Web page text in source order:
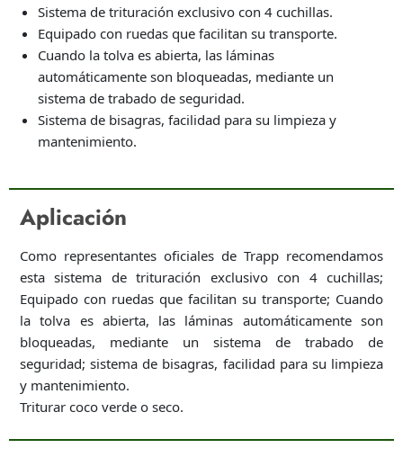
Sistema de trituración exclusivo con 4 cuchillas.
Equipado con ruedas que facilitan su transporte.
Cuando la tolva es abierta, las láminas
automáticamente son bloqueadas, mediante un
sistema de trabado de seguridad.
Sistema de bisagras, facilidad para su limpieza y
mantenimiento.
Aplicación
Como representantes oficiales de Trapp recomendamos
esta sistema de trituración exclusivo con 4 cuchillas;
Equipado con ruedas que facilitan su transporte; Cuando
la tolva es abierta, las láminas automáticamente son
bloqueadas, mediante un sistema de trabado de
seguridad; sistema de bisagras, facilidad para su limpieza
y mantenimiento.
Triturar coco verde o seco.